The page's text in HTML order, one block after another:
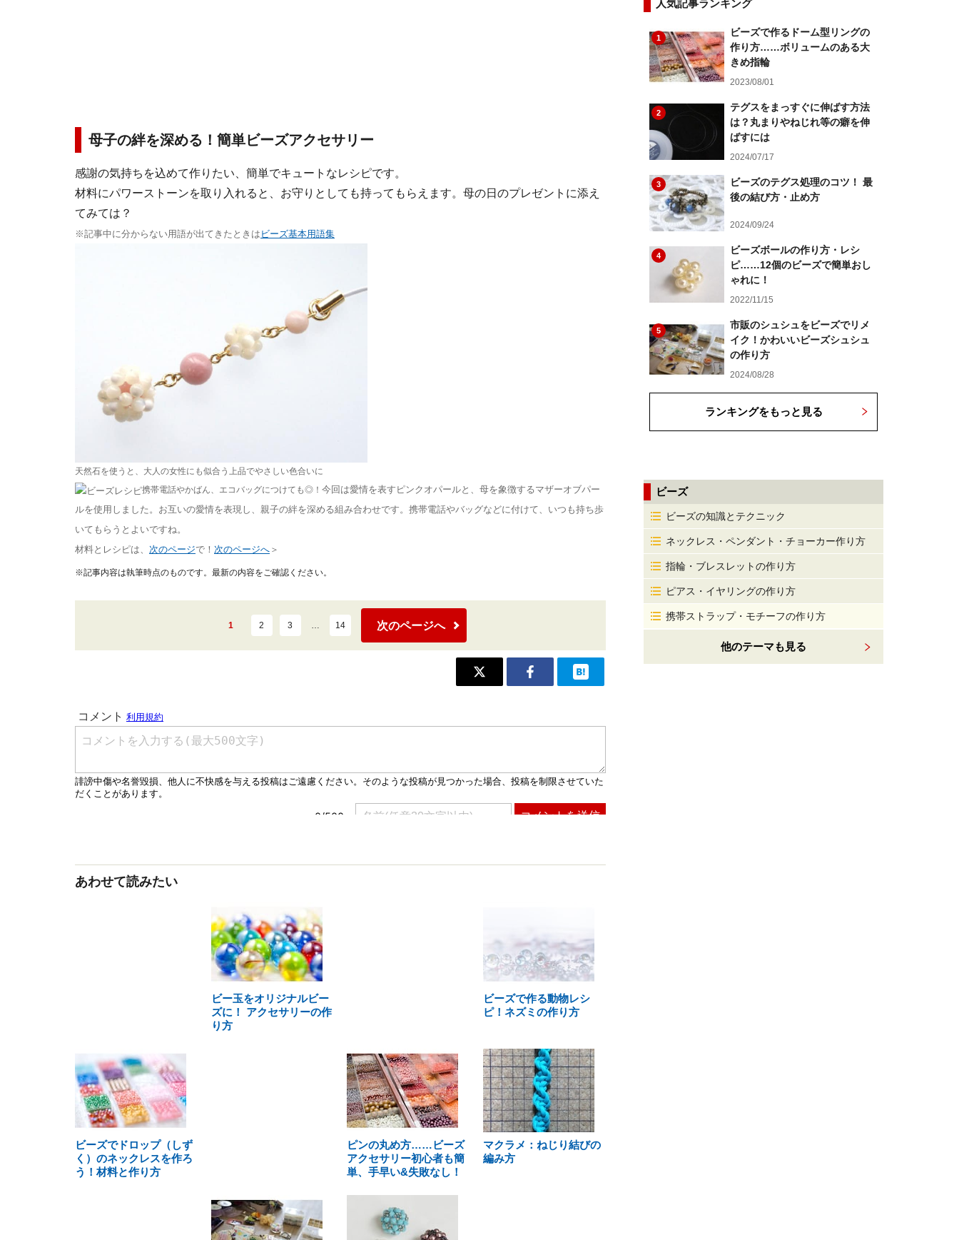
母子の絆を深める！簡単ビーズアクセサリー
感謝の気持ちを込めて作りたい、簡単でキュートなレシピです。
材料にパワーストーンを取り入れると、お守りとしても持ってもらえます。母の日のプレゼントに添え
てみては？
※記事中に分からない用語が出てきたときは ビーズ基本用語集
天然石を使うと、大人の女性にも似合う上品でやさしい色合いに
携帯電話やかばん、エコバッグにつけても◎！ 今回は愛情を表すピンクオパールと、母を象徴するマザーオブパー
ルを使用しました。お互いの愛情を表現し、親子の絆を深める組み合わせです。携帯電話やバッグなどに付けて、いつも持ち歩
いてもらうとよいですね。
材料とレシピは、 次のページで！ 次のページへ ＞
※記事内容は執筆時点のものです。最新の内容をご確認ください。
1 2 3 … 14 次のページへ
あわせて読みたい
ビー玉をオリジナルビー
ズに！ アクセサリーの作
り方
ビーズで作る動物レシ
ピ！ネズミの作り方
ビーズでドロップ（しず
く）のネックレスを作ろ
う！材料と作り方
ピンの丸め方……ビーズ
アクセサリー初心者も簡
単、手早い&失敗なし！
マクラメ：ねじり結びの
編み方
人気記事ランキング
1
ビーズで作るドーム型リングの
作り方……ボリュームのある大
きめ指輪
2023/08/01
2
テグスをまっすぐに伸ばす方法
は？丸まりやねじれ等の癖を伸
ばすには
2024/07/17
3
ビーズのテグス処理のコツ！ 最
後の結び方・止め方
2024/09/24
4
ビーズボールの作り方・レシ
ピ……12個のビーズで簡単おし
ゃれに！
2022/11/15
5
市販のシュシュをビーズでリメ
イク！かわいいビーズシュシュ
の作り方
2024/08/28
ランキングをもっと見る
ビーズ
ビーズの知識とテクニック
ネックレス・ペンダント・チョーカー作り方
指輪・ブレスレットの作り方
ピアス・イヤリングの作り方
携帯ストラップ・モチーフの作り方
他のテーマも見る